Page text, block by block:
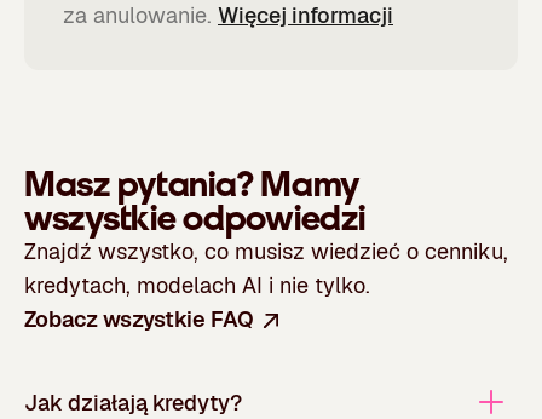
za anulowanie. Więcej informacji
Masz pytania?Mamy
wszystkie odpowiedzi
Znajdź wszystko, co musisz wiedzieć o cenniku,
kredytach, modelach AI i nie tylko.
Zobacz wszystkie FAQ
Jak działają kredyty?